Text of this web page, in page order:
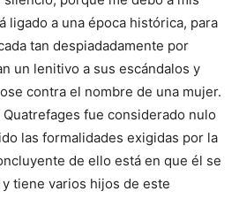
ligado a una época histórica, para
tan despiadadamente por
un lenitivo a sus escándalos y
contra el nombre de una mujer.
fue considerado nulo
las formalidades exigidas por la
de ello está en que él se
tiene varios hijos de este